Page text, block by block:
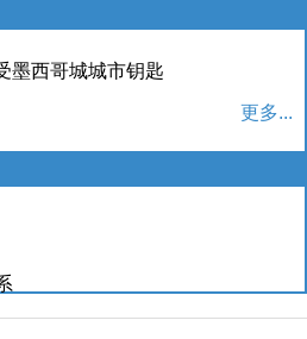
墨西哥城城市钥匙
更多...